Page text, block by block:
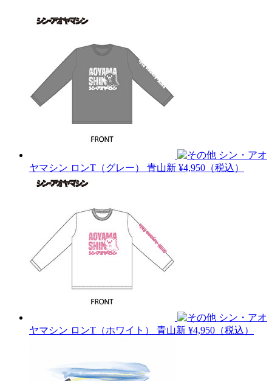
シン・アオ
ヤマシン ロンT（グレー） 青山新 ¥4,950（税込）
シン・アオ
ヤマシン ロンT（ホワイト） 青山新 ¥4,950（税込）